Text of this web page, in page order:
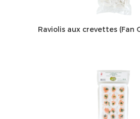
Raviolis aux crevettes (Fan